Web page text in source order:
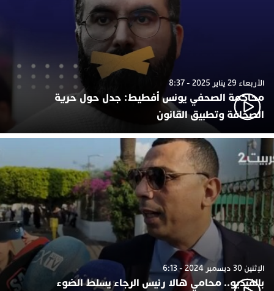
الأربعاء 29 يناير 2025 - 8:37
محاكمة الصحفي يونس أفطيط: جدل حول حرية
الصحافة وتطبيق القانون
الإثنين 30 ديسمبر 2024 - 6:13
بالفيديو.. محامي هالا رئيس الرجاء يسلط الضوء